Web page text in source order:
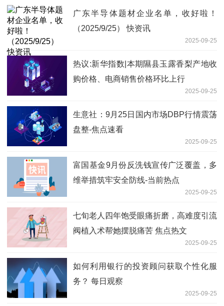
广东半导体题材企业名单，收好啦！
（2025/9/25） 快资讯
2025-09-25
热议:新华指数|本期隰县玉露香梨产地收
购价格、电商销售价格环比上行
2025-09-25
生意社：9月25日国内市场DBP行情震荡
盘整-焦点速看
2025-09-25
富国基金9月份反洗钱宣传广泛覆盖，多
维举措筑牢安全防线-当前热点
2025-09-25
七旬老人四年饱受眼痛折磨，高难度引流
阀植入术帮她摆脱痛苦 焦点热文
2025-09-25
如何利用银行的投资顾问获取个性化服
务？ 每日观察
2025-09-25